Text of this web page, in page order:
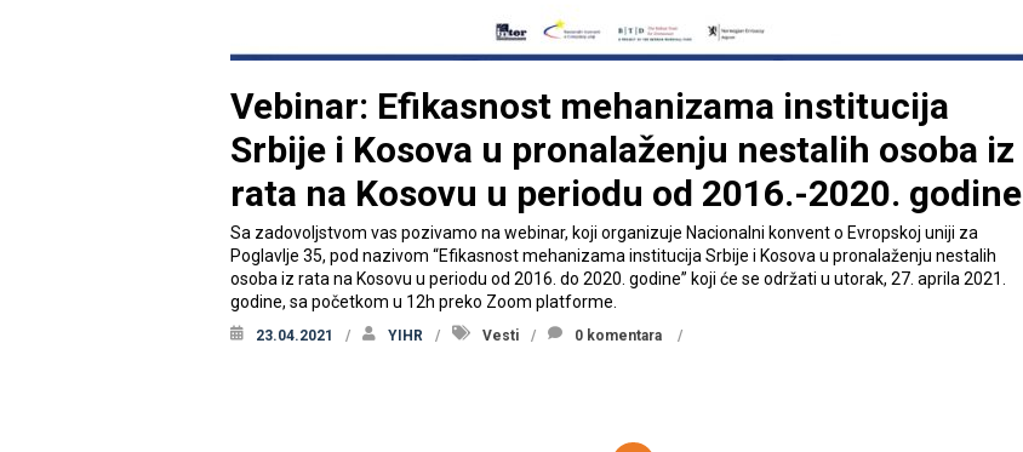
Vebinar: Efikasnost mehanizama institucija
Srbije i Kosova u pronalaženju nestalih osoba iz
rata na Kosovu u periodu od 2016.-2020. godine
Sa zadovoljstvom vas pozivamo na webinar, koji organizuje Nacionalni konvent o Evropskoj uniji za
Poglavlje 35, pod nazivom “Efikasnost mehanizama institucija Srbije i Kosova u pronalaženju nestalih
osoba iz rata na Kosovu u periodu od 2016. do 2020. godine” koji će se održati u utorak, 27. aprila 2021.
godine, sa početkom u 12h preko Zoom platforme.
23.04.2021 YIHR Vesti 0 komentara